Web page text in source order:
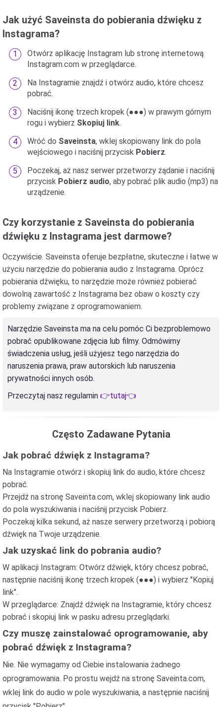
Jak użyć Saveinsta do pobierania dźwięku z
Instagrama?
Otwórz aplikację Instagram lub stronę internetową
Instagram.com w przeglądarce.
Na Instagramie znajdź i otwórz audio, które chcesz
pobrać.
Naciśnij ikonę trzech kropek (●●●) w prawym górnym
rogu i wybierz Skopiuj link.
Wróć do Saveinsta, wklej skopiowany link do pola
wejściowego i naciśnij przycisk Pobierz.
Poczekaj, aż nasz serwer przetworzy żądanie i naciśnij
przycisk Pobierz audio, aby pobrać plik audio (mp3) na
urządzenie.
Czy korzystanie z Saveinsta do pobierania
dźwięku z Instagrama jest darmowe?
Oczywiście. Saveinsta oferuje bezpłatne, skuteczne i łatwe w
użyciu narzędzie do pobierania audio z Instagrama. Oprócz
pobierania dźwięku, to narzędzie może również pobierać
dowolną zawartość z Instagrama bez obaw o koszty czy
problemy związane z oprogramowaniem.
Narzędzie Saveinsta ma na celu pomóc Ci bezproblemowo
pobrać opublikowane zdjęcia lub filmy. Odmówimy
świadczenia usług, jeśli użyjesz tego narzędzia do
naruszenia prawa, praw autorskich lub naruszenia
prywatności innych osób.
Przeczytaj nasz regulamin 👉tutaj👈
Często Zadawane Pytania
Jak pobrać dźwięk z Instagrama?
Na Instagramie otwórz i skopiuj link do audio, które chcesz
pobrać.
Przejdź na stronę Saveinta.com, wklej skopiowany link audio
do pola wyszukiwania i naciśnij przycisk Pobierz.
Poczekaj kilka sekund, aż nasze serwery przetworzą i pobiorą
dźwięk na Twoje urządzenie.
Jak uzyskać link do pobrania audio?
W aplikacji Instagram: Otwórz dźwięk, który chcesz pobrać,
następnie naciśnij ikonę trzech kropek (●●●) i wybierz "Kopiuj
link".
W przeglądarce: Znajdź dźwięk na Instagramie, który chcesz
pobrać i skopiuj link w pasku adresu przeglądarki.
Czy muszę zainstalować oprogramowanie, aby
pobrać dźwięk z Instagrama?
Nie. Nie wymagamy od Ciebie instalowania żadnego
oprogramowania. Po prostu wejdź na stronę Saveinta.com,
wklej link do audio w pole wyszukiwania, a następnie naciśnij